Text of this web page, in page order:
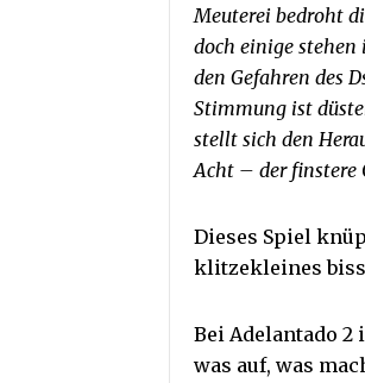
Meuterei bedroht
doch einige
den Gefahren des
Stimmung ist
stellt sich den
Acht – der finstere
Dieses Spiel
klitzekleines
Bei Adelantado
was auf, was